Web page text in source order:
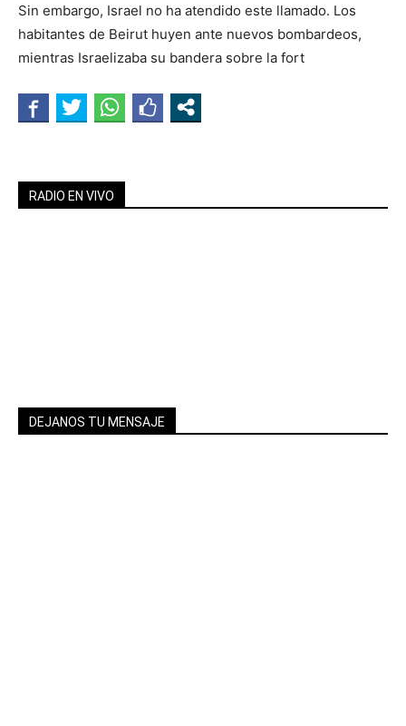
Sin embargo, Israel no ha atendido este llamado. Los
habitantes de Beirut huyen ante nuevos bombardeos,
mientras Israelizaba su bandera sobre la fort
RADIO EN VIVO
DEJANOS TU MENSAJE